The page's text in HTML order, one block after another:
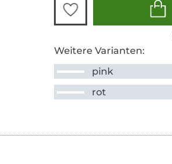
Weitere Varianten:
pink
rot